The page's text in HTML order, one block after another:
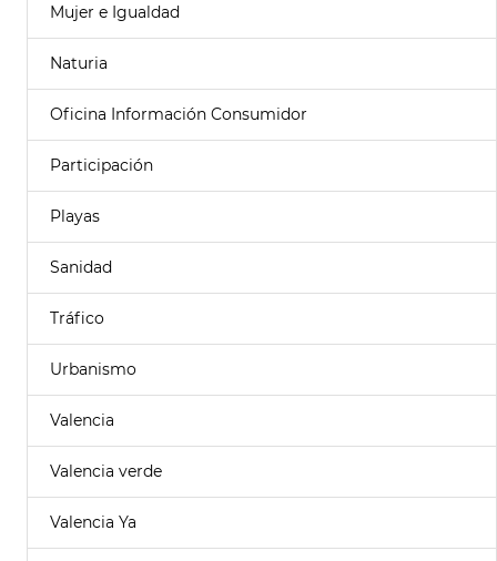
Mujer e Igualdad
Naturia
Oficina Información Consumidor
Participación
Playas
Sanidad
Tráfico
Urbanismo
Valencia
Valencia verde
Valencia Ya